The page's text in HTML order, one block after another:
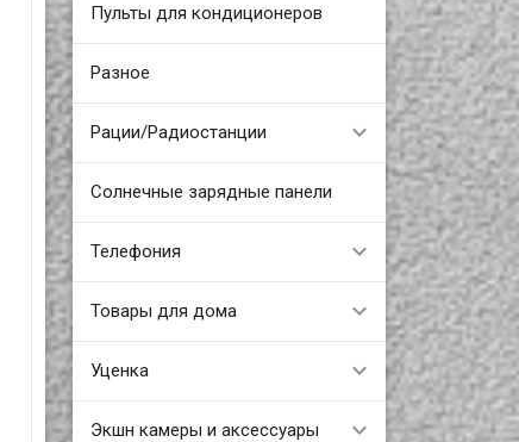
Пульты для кондиционеров
Разное
Рации/Радиостанции
Солнечные зарядные панели
Телефония
Товары для дома
Уценка
Экшн камеры и аксессуары